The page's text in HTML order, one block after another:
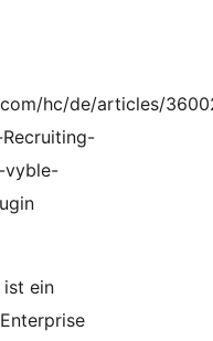
hc/de/articles/
vyble-
ist ein